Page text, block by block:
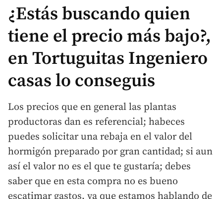
¿Estás buscando quien
tiene el precio más bajo?,
en Tortuguitas Ingeniero
casas lo conseguis
Los precios que en general las plantas
productoras dan es referencial; habeces
puedes solicitar una rebaja en el valor del
hormigón preparado por gran cantidad; si aun
así el valor no es el que te gustaría; debes
saber que en esta compra no es bueno
escatimar gastos, ya que estamos hablando de